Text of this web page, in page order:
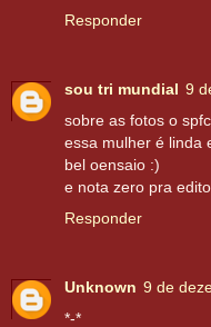
Responder
sou tri mundial 9
sobre as fotos o
essa mulher é linda
bel oensaio :)
e nota zero pra
Responder
Unknown 9 de
*-*